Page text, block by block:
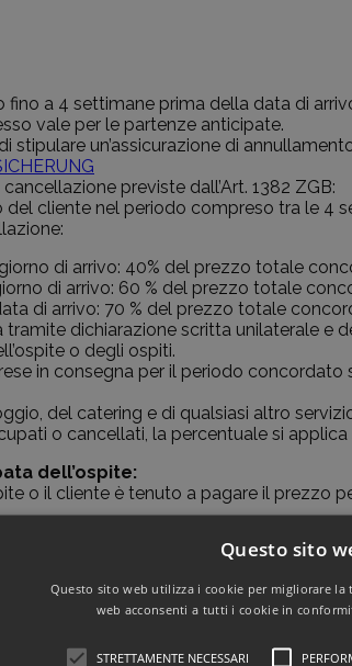
a 4 settimane prima della data di
vale per le partenze anticipate.
stipulare un’assicurazione di
previste dall’Art. 1382 ZGB:
del cliente nel periodo compreso tra le
di arrivo: 40% del prezzo totale
di arrivo: 60 % del prezzo totale
di arrivo: 70 % del prezzo totale
dichiarazione scritta unilaterale e
o degli ospiti.
in consegna per il periodo
del catering e di qualsiasi altro
o cancellati, la percentuale si
dell’ospite:
o il cliente è tenuto a pagare il
Dorf Tirol
Questo sito
Questo sito web utilizza i cookie per migliorare
web acconsenti a tutti i cookie in
STRETTAMENTE NECESSARI